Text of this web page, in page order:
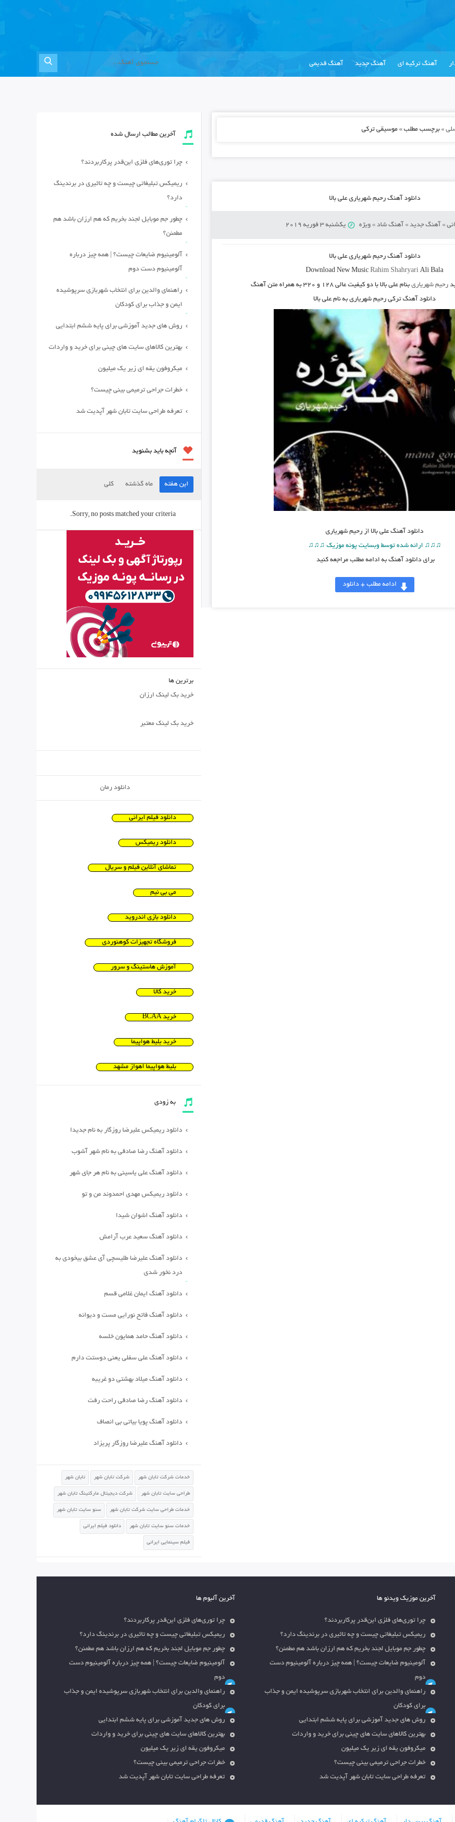
آهنگ ترکیه ای آهنگ جدید آهنگ قدیمی
» برچسب مطلب » موسیقی ترکی
دانلود آهنگ رحیم شهریاری علی بالا
» آهنگ جدید» آهنگ شاد» ویژه یکشنبه 3 فوریه 2019
دانلود آهنگرحیم شهریاری علی بالا
Download New MusicRahim Shahryari Ali Bala
رحیم شهریاری بنام علی بالابا دو کیفیت عالی ۱۲۸ و ۳۲۰ به همراه متن آهنگ
دانلود آهنگ ترکی رحیم شهریاری به نام علی بالا
دانلود آهنگعلی بالا از رحیم شهریاری
♫♫♫ ارائه شده توسط وبسایت پونه موزیک ♫♫♫
برای دانلود آهنگ به ادامه مطلب مراجعه کنید
ادامه مطلب + دانلود
آخرین مطالب ارسال شده
چرا توری‌های فلزی این‌قدر پرکاربردند؟
ریمیکس تبلیغاتی چیست و چه تاثیری در برندینگ
دارد؟
چطور جم موبایل لجند بخریم که هم ارزان باشد هم
مطمئن؟
آلومینیوم ضایعات چیست؟ | همه چیز درباره
آلومینیوم دست دوم
راهنمای والدین برای انتخاب شهربازی سرپوشیده
ایمن و جذاب برای کودکان
روش های جدید آموزشی برای پایه ششم ابتدایی
بهترین کالاهای سایت های چینی برای خرید و واردات
میکروفون یقه ای زیر یک میلیون
خطرات جراحی ترمیمی بینی چیست؟
تعرفه طراحی سایت تابان شهر آپدیت شد
آنچه باید بشنوید
این هفته ماه گذشته کلی
Sorry, no posts matched your criteria.
برترین ها
خرید بک لینک ارزان
خرید بک لینک معتبر
دانلود رمان
دانلود فیلم ایرانی
دانلود ریمیکس
تماشای آنلاین فیلم و سریال
می بی نیم
دانلود بازی اندروید
فروشگاه تجهیزات کوهنوردی
آموزش هاستینگ و سرور
خرید کالا
خرید BCAA
خرید بلیط هواپیما
بلیط هواپیما اهواز مشهد
به زودی
دانلود ریمیکس علیرضا روزگار به نام جدیدا
دانلود آهنگ رضا صادقی به نام شهر آشوب
دانلود آهنگ علی یاسینی به نام هر جای شهر
دانلود ریمیکس مهدی احمدوند من و تو
دانلود آهنگ اشوان شیدا
دانلود آهنگ سعید عرب آرامش
دانلود آهنگ علیرضا طلیسچی آی عشق بیخودی به
درد نخور شدی
دانلود آهنگ ایمان غلامی قسم
دانلود آهنگ فاتح نورایی مست و دیوانه
دانلود آهنگ حامد همایون خلسه
دانلود آهنگ علی سفلی یعنی دوستت دارم
دانلود آهنگ میلاد بهشتی دو غریبه
دانلود آهنگ رضا صادقی راحت رفت
دانلود آهنگ پویا بیاتی بی انصاف
دانلود آهنگ علیرضا روزگار پریزاد
خدمات شرکت تابان شهر شرکت تابان شهر تابان شهر
طراحی سایت تابان شهر شرکت دیجیتال مارکتینگ تابان شهر
خدمات طراحی سایت شرکت تابان شهر سئو سایت تابان شهر
خدمات سئو سایت تابان شهر دانلود فیلم ایرانی
فیلم سینمایی ایرانی
آخرین موزیک ویدئو ها
چرا توری‌های فلزی این‌قدر پرکاربردند؟
ریمیکس تبلیغاتی چیست و چه تاثیری در برندینگ دارد؟
چطور جم موبایل لجند بخریم که هم ارزان باشد هم مطمئن؟
آلومینیوم ضایعات چیست؟ | همه چیز درباره آلومینیوم دست
دوم
راهنمای والدین برای انتخاب شهربازی سرپوشیده ایمن و جذاب
برای کودکان
روش های جدید آموزشی برای پایه ششم ابتدایی
بهترین کالاهای سایت های چینی برای خرید و واردات
میکروفون یقه ای زیر یک میلیون
خطرات جراحی ترمیمی بینی چیست؟
تعرفه طراحی سایت تابان شهر آپدیت شد
آخرین آلبوم ها
چرا توری‌های فلزی این‌قدر پرکاربردند؟
ریمیکس تبلیغاتی چیست و چه تاثیری در برندینگ دارد؟
چطور جم موبایل لجند بخریم که هم ارزان باشد هم مطمئن؟
آلومینیوم ضایعات چیست؟ | همه چیز درباره آلومینیوم دست
دوم
راهنمای والدین برای انتخاب شهربازی سرپوشیده ایمن و جذاب
برای کودکان
روش های جدید آموزشی برای پایه ششم ابتدایی
بهترین کالاهای سایت های چینی برای خرید و واردات
میکروفون یقه ای زیر یک میلیون
خطرات جراحی ترمیمی بینی چیست؟
تعرفه طراحی سایت تابان شهر آپدیت شد